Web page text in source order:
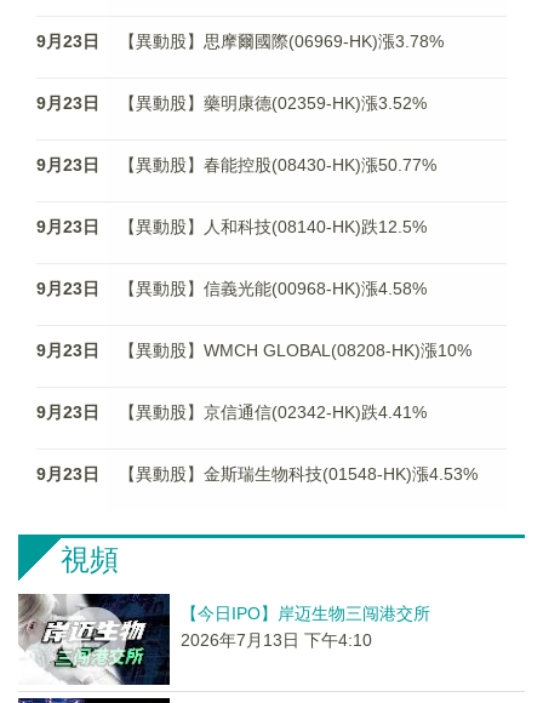
9月23日 【異動股】思摩爾國際(06969-HK)漲3.78%
9月23日 【異動股】藥明康德(02359-HK)漲3.52%
9月23日 【異動股】春能控股(08430-HK)漲50.77%
9月23日 【異動股】人和科技(08140-HK)跌12.5%
9月23日 【異動股】信義光能(00968-HK)漲4.58%
9月23日 【異動股】WMCH GLOBAL(08208-HK)漲10%
9月23日 【異動股】京信通信(02342-HK)跌4.41%
9月23日 【異動股】金斯瑞生物科技(01548-HK)漲4.53%
視頻
【今日IPO】岸迈生物三闯港交所
2026年7月13日 下午4:10